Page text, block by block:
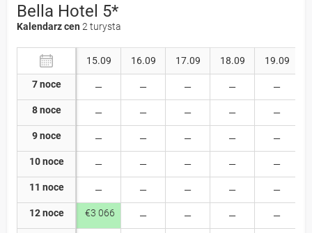
Bella Hotel 5*
Kalendarz cen 2 turysta
7 noce
8 noce
9 noce
10 noce
11 noce
12 noce
15.09 16.09 17.09 18.09 19.09
€3 066